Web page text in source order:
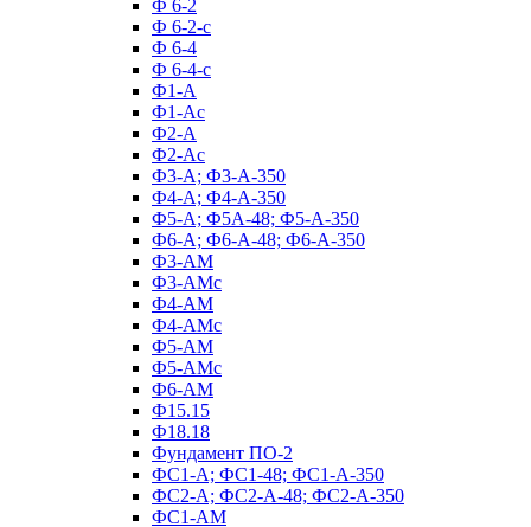
Ф 6-2
Ф 6-2-с
Ф 6-4
Ф 6-4-с
Ф1-А
Ф1-Ас
Ф2-А
Ф2-Ас
Ф3-А; Ф3-А-350
Ф4-А; Ф4-А-350
Ф5-А; Ф5А-48; Ф5-А-350
Ф6-А; Ф6-А-48; Ф6-А-350
Ф3-АМ
Ф3-АМс
Ф4-АМ
Ф4-АМс
Ф5-АМ
Ф5-АМс
Ф6-АМ
Ф15.15
Ф18.18
Фундамент ПО‑2
ФС1-А; ФС1-48; ФС1-А-350
ФС2-А; ФС2-А-48; ФС2-А-350
ФС1-АМ